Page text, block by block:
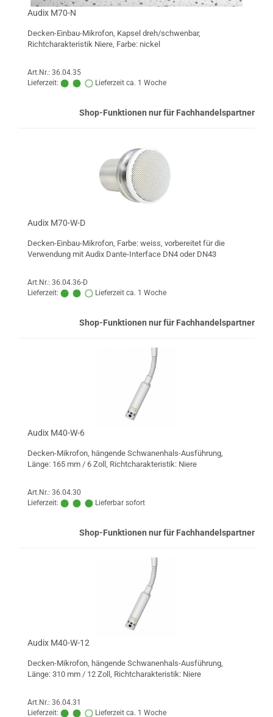
Audix M70-N
Decken-Einbau-Mikrofon, Kapsel dreh/schwenbar,
Richtcharakteristik Niere, Farbe: nickel
Art.Nr.: 36.04.35
Lieferzeit:
Lieferzeit ca. 1 Woche
Shop-Funktionen nur für Fachhandelspartner
Audix M70-W-D
Decken-Einbau-Mikrofon, Farbe: weiss, vorbereitet für die
Verwendung mit Audix Dante-Interface DN4 oder DN43
Art.Nr.: 36.04.36-D
Lieferzeit:
Lieferzeit ca. 1 Woche
Shop-Funktionen nur für Fachhandelspartner
Audix M40-W-6
Decken-Mikrofon, hängende Schwanenhals-Ausführung,
Länge: 165 mm / 6 Zoll, Richtcharakteristik: Niere
Art.Nr.: 36.04.30
Lieferzeit:
Lieferbar sofort
Shop-Funktionen nur für Fachhandelspartner
Audix M40-W-12
Decken-Mikrofon, hängende Schwanenhals-Ausführung,
Länge: 310 mm / 12 Zoll, Richtcharakteristik: Niere
Art.Nr.: 36.04.31
Lieferzeit:
Lieferzeit ca. 1 Woche